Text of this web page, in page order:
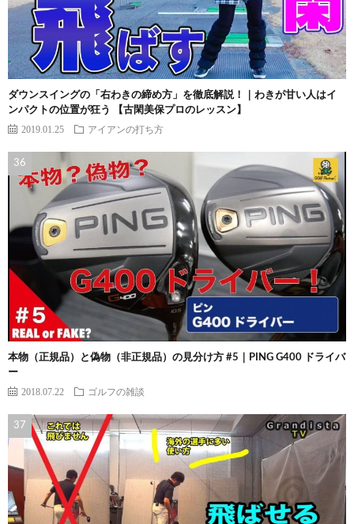
ダウンスイングの「右わきの締め方」を徹底解説！｜わきが甘い人はイ
ンパクトの位置が狂う 【古閑美保プロのレッスン】
2019.01.25 アイアンの打ち方
本物（正規品）と偽物（非正規品）の見分け方 #5｜PING G400 ドライバ
ー
2018.07.22 ゴルフの雑談